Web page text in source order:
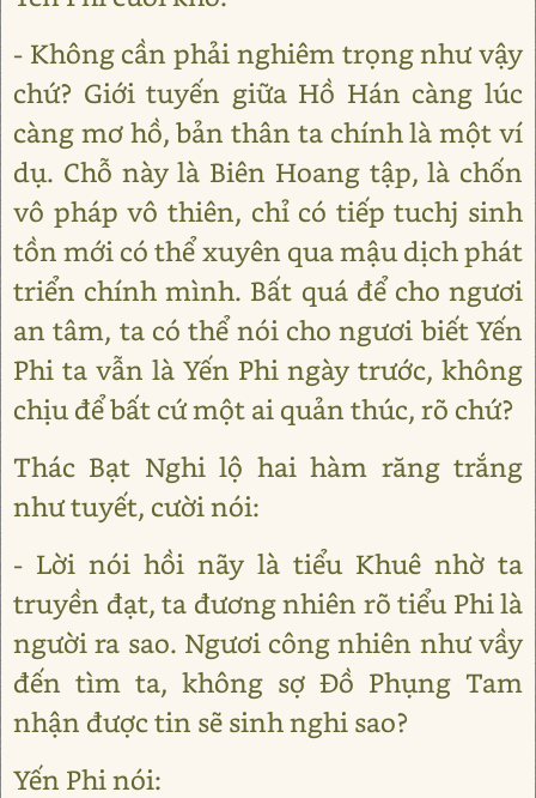
- Không cần phải nghiêm trọng như vậy
chứ? Giới tuyến giữa Hồ Hán càng lúc
càng mơ hồ, bản thân ta chính là một ví
dụ. Chỗ này là Biên Hoang tập, là chốn
vô pháp vô thiên, chỉ có tiếp tuchj sinh
tồn mới có thể xuyên qua mậu dịch phát
triển chính mình. Bất quá để cho ngươi
an tâm, ta có thể nói cho ngươi biết Yến
Phi ta vẫn là Yến Phi ngày trước, không
chịu để bất cứ một ai quản thúc, rõ chứ?
Thác Bạt Nghi lộ hai hàm răng trắng
như tuyết, cười nói:
- Lời nói hồi nãy là tiểu Khuê nhờ ta
truyền đạt, ta đương nhiên rõ tiểu Phi là
người ra sao. Ngươi công nhiên như vầy
đến tìm ta, không sợ Đồ Phụng Tam
nhận được tin sẽ sinh nghi sao?
Yến Phi nói: